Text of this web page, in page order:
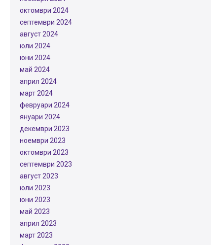
октомври 2024
септември 2024
август 2024
юли 2024
юни 2024
май 2024
април 2024
март 2024
февруари 2024
януари 2024
декември 2023
ноември 2023
октомври 2023
септември 2023
август 2023
юли 2023
юни 2023
май 2023
април 2023
март 2023